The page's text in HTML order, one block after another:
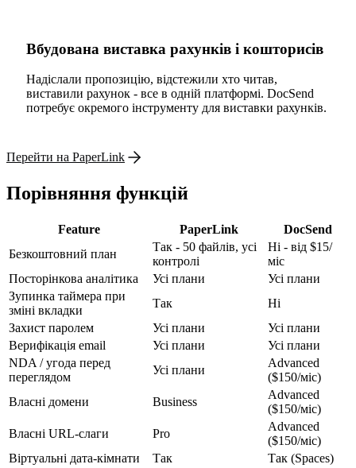
Вбудована виставка рахунків і кошторисів
Надіслали пропозицію, відстежили хто читав,
виставили рахунок - все в одній платформі. DocSend
потребує окремого інструменту для виставки рахунків.
Перейти на PaperLink
Порівняння функцій
Feature PaperLink
DocSend
Безкоштовний план
Так - 50 файлів, усі
контролі
Ні - від $15/
міс
Посторінкова аналітика
Усі плани
Усі плани
Зупинка таймера при
зміні вкладки
Так
Ні
Захист паролем
Усі плани
Усі плани
Верифікація email
Усі плани
Усі плани
NDA / угода перед
переглядом
Усі плани
Advanced
($150/міс)
Власні домени
Business
Advanced
($150/міс)
Власні URL-слаги
Pro
Advanced
($150/міс)
Віртуальні дата-кімнати
Так Так (Spaces)